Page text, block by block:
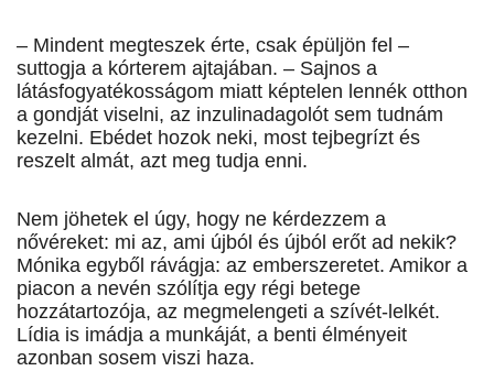
– Mindent megteszek érte, csak épüljön fel –
suttogja a kórterem ajtajában. – Sajnos a
látásfogyatékosságom miatt képtelen lennék otthon
a gondját viselni, az inzulinadagolót sem tudnám
kezelni. Ebédet hozok neki, most tejbegrízt és
reszelt almát, azt meg tudja enni.
Nem jöhetek el úgy, hogy ne kérdezzem a
nővéreket: mi az, ami újból és újból erőt ad nekik?
Mónika egyből rávágja: az emberszeretet. Amikor a
piacon a nevén szólítja egy régi betege
hozzátartozója, az megmelengeti a szívét-lelkét.
Lídia is imádja a munkáját, a benti élményeit
azonban sosem viszi haza.